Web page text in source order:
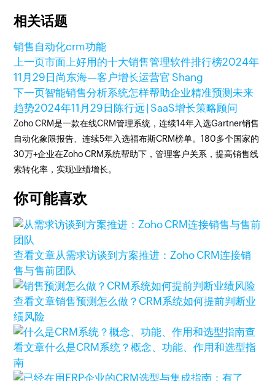
相关话题
销售自动化crm功能
上一页市面上好用的十大销售管理软件排行榜2024年
11月29日 尚东海—客户增长运营官 Shang
下一页智能销售分析系统怎样帮助企业精准预测未来
趋势2024年11月29日 陈行远 | SaaS增长策略顾问
Zoho CRM是一款在线CRM管理系统，连续14年入选Gartner销售
自动化象限报告、连续5年入选福布斯CRM榜单。180多个国家的
30万+企业在Zoho CRM系统帮助下，管理客户关系，提高销售线
索转化率，实现业绩增长。
你可能喜欢
查看文章从需求访谈到方案推进：Zoho CRM连接销
售与售前团队
查看文章销售预测怎么做？CRM系统如何提前判断业
绩风险
查
看文章什么是CRM系统？概念、功能、作用和选型指
南